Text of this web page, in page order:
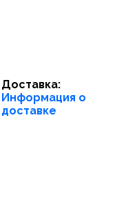
Доставка:
Информация о
доставке